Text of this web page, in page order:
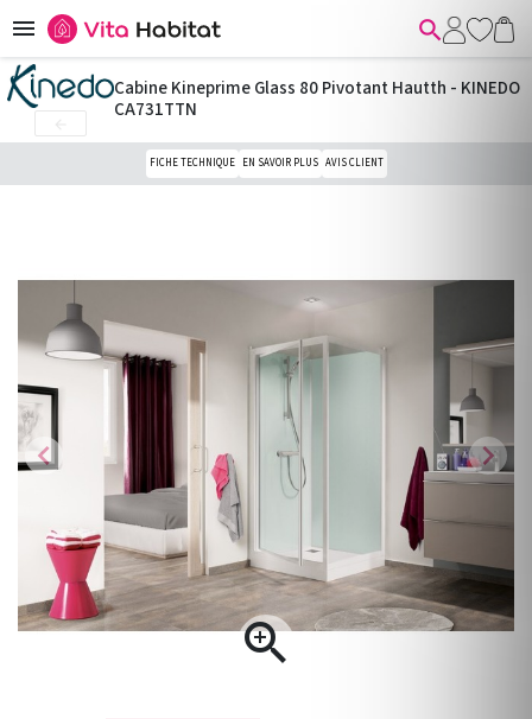
 
chevron_left

chevron_right
Cabine Kineprime Glass 80 Pivotant Hautth - KINEDO
CA731TTN
FICHE TECHNIQUE EN SAVOIR PLUS AVIS CLIENT